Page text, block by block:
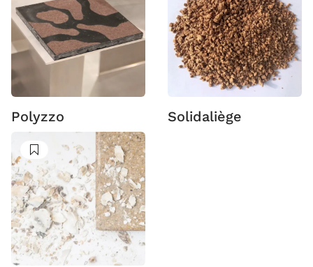
Polyzzo Solidaliège
Suivre